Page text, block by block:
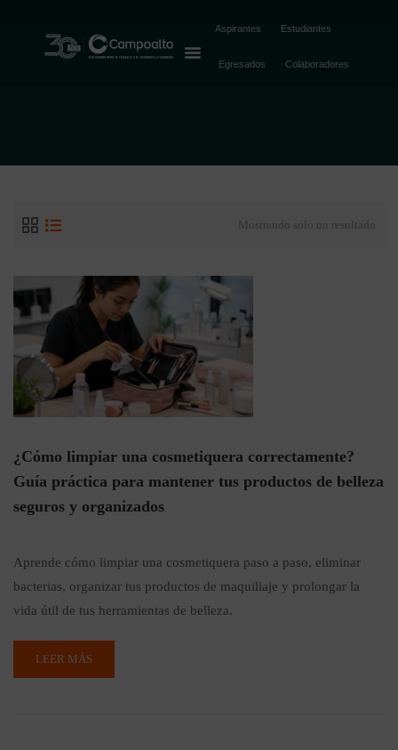
Aspirantes Estudiantes
Egresados Colaboradores
Bienestar
Mostrando solo un resultado
¿Cómo limpiar una cosmetiquera correctamente?
Guía práctica para mantener tus productos de belleza
seguros y organizados
Aprende cómo limpiar una cosmetiquera paso a paso, eliminar
bacterias, organizar tus productos de maquillaje y prolongar la
vida útil de tus herramientas de belleza.
LEER MÁS